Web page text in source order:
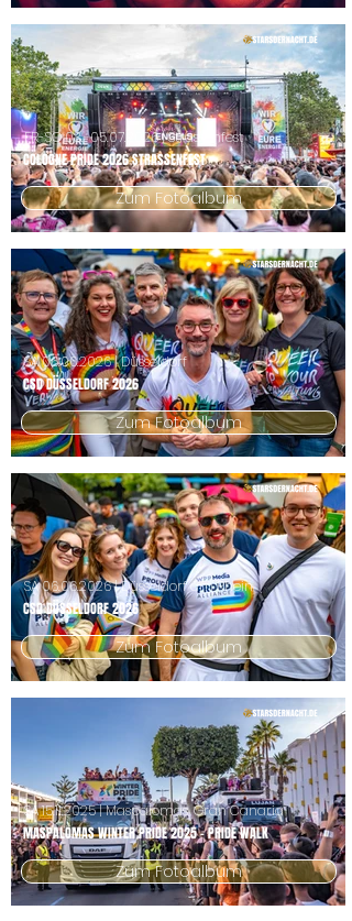
COLOGNE PRIDE 2026 STRASSENFEST
FR-SO03.-05.07.2026| Strassenfest
Zum Fotoalbum
CSD DÜSSELDORF 2026
SA06.06.2026| Düsseldorf
Zum Fotoalbum
CSD DÜSSELDORF 2026
SA06.06.2026| Düsseldorf am Rhein
Zum Fotoalbum
MASPALOMAS WINTER PRIDE 2025 - PRIDE WALK
SA15.11.2025| Maspalomas, Gran Canaria
Zum Fotoalbum